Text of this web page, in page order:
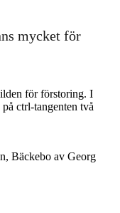
mycket för
för förstoring. I
ctrl-tangenten två
Bäckebo av Georg